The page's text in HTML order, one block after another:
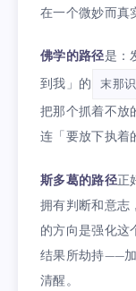
在一个微妙而真
佛学的路径是：
到我」的
末那识
把那个抓着不放
连「要放下执着
斯多葛的路径正
拥有判断和意志
的方向是强化这
结果所劫持——
清醒。